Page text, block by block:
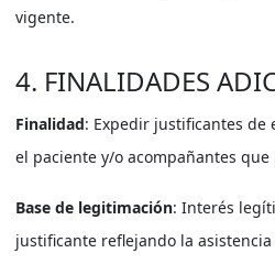
vigente.
4. FINALIDADES
Finalidad: Expedir justificantes de
el paciente y/o acompañantes
Base de legitimación: Interés
justificante reflejando la